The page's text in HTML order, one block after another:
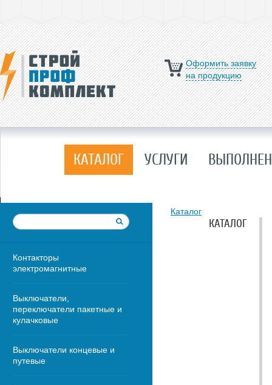
Оформить заявку
на продукцию
КАТАЛОГ УСЛУГИ
Контакторы
электромагнитные
Выключатели,
переключатели пакетные и
кулачковые
Выключатели концевые и
путевые
Каталог
КАТАЛОГ